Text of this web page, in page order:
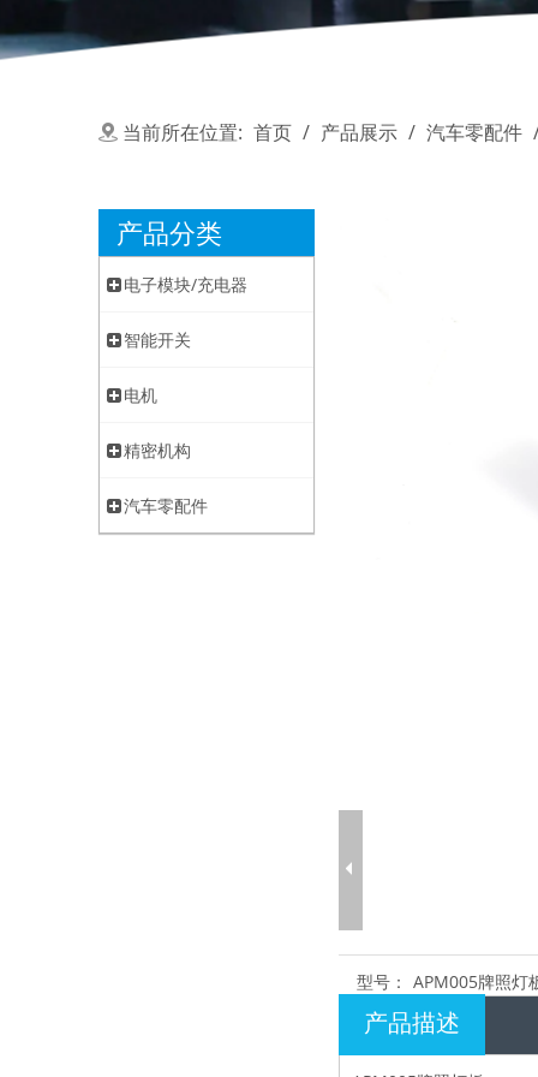
当前所在位置: 首页 / 产品展示 / 汽车零配件
产品分类
电子模块/充电器
智能开关
电机
精密机构
汽车零配件
型号： APM005牌照灯
产品描述